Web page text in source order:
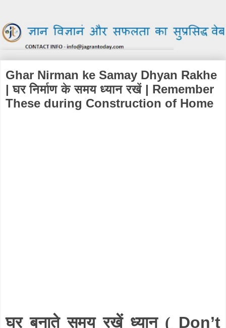
Ghar Nirman ke Samay Dhyan Rakhe
| घर निर्माण के समय ध्यान रखें | Remember
These during Construction of Home
घर बनाते समय रखें ध्यान ( Don’t